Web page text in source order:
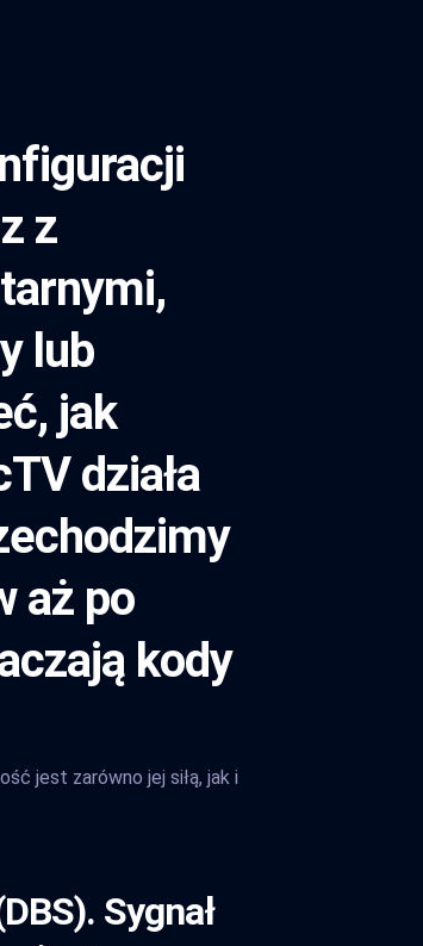
z
lub
jak
działa
aż po
kody
jest zarówno jej siłą, jak i
Sygnał